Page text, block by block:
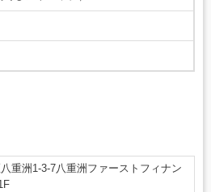
重洲1-3-7八重洲ファーストフィナン